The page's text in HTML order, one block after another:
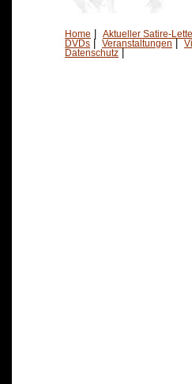
Home
Aktueller Satire-
DVDs | Veranstaltungen
Datenschutz